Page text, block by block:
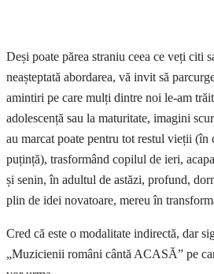
Deși poate părea straniu ceea ce veți citi
neașteptată abordarea, vă invit să
amintiri pe care mulți dintre noi le-am
adolescență sau la maturitate, imagini
au marcat poate pentru tot restul vieții (în
puțință), trasformând copilul de ieri,
și senin, în adultul de astăzi, profund,
plin de idei novatoare, mereu în
Cred că este o modalitate indirectă, dar
„Muzicienii români cântă ACASĂ” pe